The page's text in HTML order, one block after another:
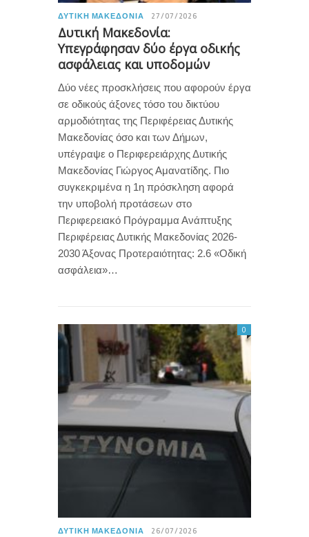
ΔΥΤΙΚΉ ΜΑΚΕΔΟΝΊΑ 27/07/2026
Δυτική Μακεδονία:
Υπεγράφησαν δύο έργα οδικής
ασφάλειας και υποδομών
Δύο νέες προσκλήσεις που αφορούν έργα
σε οδικούς άξονες τόσο του δικτύου
αρμοδιότητας της Περιφέρειας Δυτικής
Μακεδονίας όσο και των Δήμων,
υπέγραψε ο Περιφερειάρχης Δυτικής
Μακεδονίας Γιώργος Αμανατίδης. Πιο
συγκεκριμένα η 1η πρόσκληση αφορά
την υποβολή προτάσεων στο
Περιφερειακό Πρόγραμμα Ανάπτυξης
Περιφέρειας Δυτικής Μακεδονίας 2026-
2030 Άξονας Προτεραιότητας: 2.6 «Οδική
ασφάλεια»…
ΔΥΤΙΚΉ ΜΑΚΕΔΟΝΊΑ 26/07/2026
0